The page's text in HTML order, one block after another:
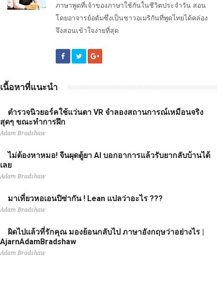
ภาษาพูดที่เจ้าของภาษาใช้กันในชีวิตประจำวัน สอน
โดยอาจารย์อดัมซึ่งเป็นชาวอเมริกันที่พูดไทยได้คล่อง
จึงสอนเข้าใจง่ายที่สุด
เนื้อหาที่แนะนำ
ตำรวจนิวยอร์คใช้แว่นตา VR จำลองสถานการณ์เหมือนจริง
สุดๆ ขณะทำการฝึก
Adam Bradshaw
ไม่ต้องหาหมอ! จีนผุดตู้ยา AI บอกอาการแล้วรับยากลับบ้านได้
เลย
Adam Bradshaw
มาเที่ยวหอเอนปิซ่ากัน ! Lean แปลว่าอะไร ???
Adam Bradshaw
ผิดไปแล้วที่รักคุณ มองย้อนกลับไป ภาษาอังกฤษว่าอย่างไร |
AjarnAdamBradshaw
Adam Bradshaw